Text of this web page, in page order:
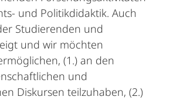
und Politikdidaktik. Auch
Studierenden und
und wir möchten
(1.) an den
und
Diskursen teilzuhaben, (2.)